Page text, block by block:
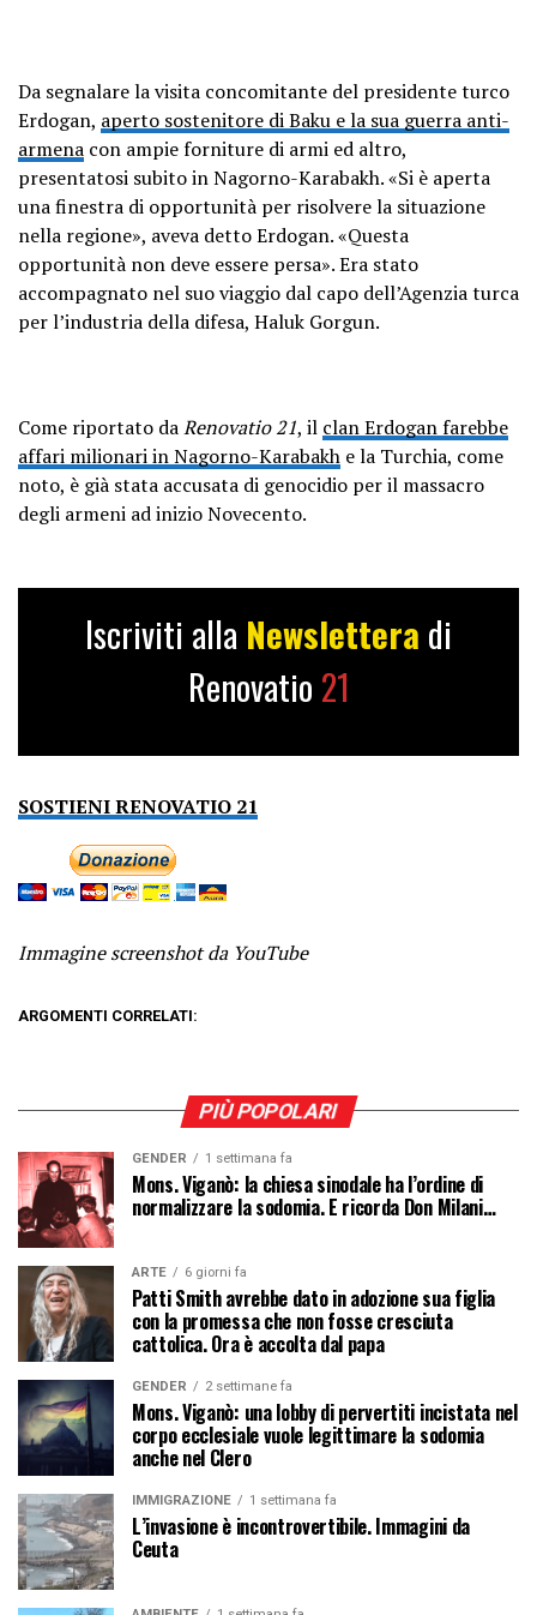
Da segnalare la visita concomitante del presidente turco
Erdogan, aperto sostenitore di Baku e la sua guerra anti-
armena con ampie forniture di armi ed altro,
presentatosi subito in Nagorno-Karabakh. «Si è aperta
una finestra di opportunità per risolvere la situazione
nella regione», aveva detto Erdogan. «Questa
opportunità non deve essere persa». Era stato
accompagnato nel suo viaggio dal capo dell’Agenzia turca
per l’industria della difesa, Haluk Gorgun.
Come riportato daRenovatio 21, il clan Erdogan farebbe
affari milionari in Nagorno-Karabakh e la Turchia, come
noto, è già stata accusata di genocidio per il massacro
degli armeni ad inizio Novecento.
Iscriviti alla Newslettera di
Renovatio 21
SOSTIENI RENOVATIO 21
Immagine screenshot da YouTube
ARGOMENTI CORRELATI:
PIÙ POPOLARI
GENDER 1 settimana fa
Mons. Viganò: la chiesa sinodale ha l’ordine di
normalizzare la sodomia. E ricorda Don Milani…
ARTE 6 giorni fa
Patti Smith avrebbe dato in adozione sua figlia
con la promessa che non fosse cresciuta
cattolica. Ora è accolta dal papa
GENDER 2 settimane fa
Mons. Viganò: una lobby di pervertiti incistata nel
corpo ecclesiale vuole legittimare la sodomia
anche nel Clero
IMMIGRAZIONE 1 settimana fa
L’invasione è incontrovertibile. Immagini da
Ceuta